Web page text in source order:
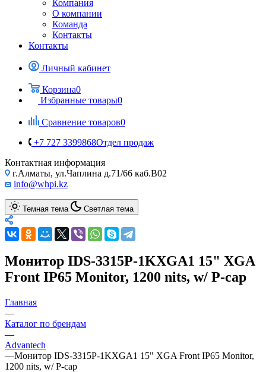
Компания
О компании
Команда
Контакты
Контакты
Личный кабинет
Корзина0
Избранные товары0
Сравнение товаров0
+7 727 3399868Отдел продаж
Контактная информация
г.Алматы, ул.Чаплина д.71/66 каб.B02
info@whpi.kz
Темная тема Светлая тема
Монитор IDS-3315P-1KXGA1 15" XGA
Front IP65 Monitor, 1200 nits, w/ P-cap
Главная
—
Каталог по брендам
—
Advantech
—Монитор IDS-3315P-1KXGA1 15" XGA Front IP65 Monitor,
1200 nits, w/ P-cap